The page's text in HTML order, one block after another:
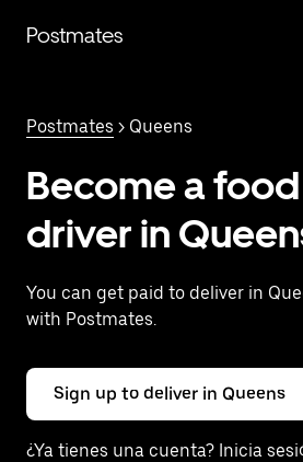
contenido
Postmates
Postmates > Queens
Become a
driver in
You can get paid to deliver in
with Postmates.
Sign up to deliver in Queens
¿Ya tienes una cuenta? Inicia